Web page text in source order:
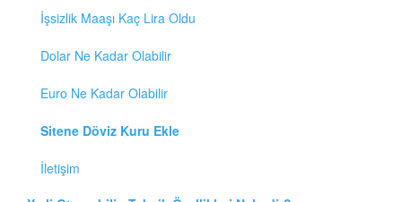
İşsizlik Maaşı Kaç Lira Oldu
Dolar Ne Kadar Olabilir
Euro Ne Kadar Olabilir
Sitene Döviz Kuru Ekle
İletişim